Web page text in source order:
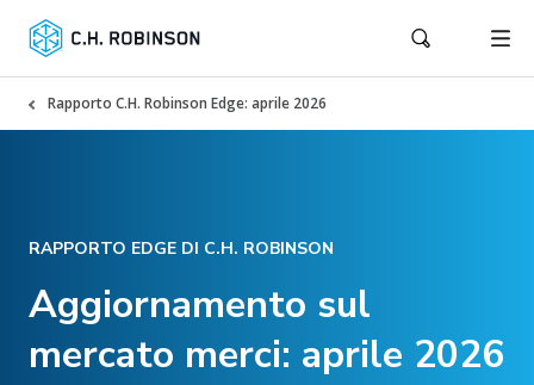
Rapporto C.H. Robinson Edge: aprile 2026
RAPPORTO EDGE DI C.H. ROBINSON
Aggiornamento sul
mercato merci: aprile 2026